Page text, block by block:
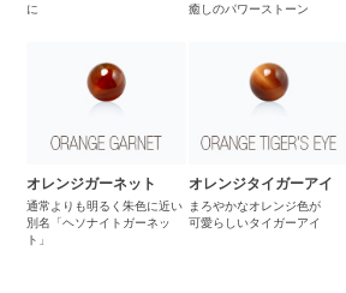
に
癒しのパワーストーン
オレンジガーネット
通常よりも明るく朱色に近い
別名「ヘソナイトガーネッ
ト」
オレンジタイガーアイ
まろやかなオレンジ色が
可愛らしいタイガーアイ